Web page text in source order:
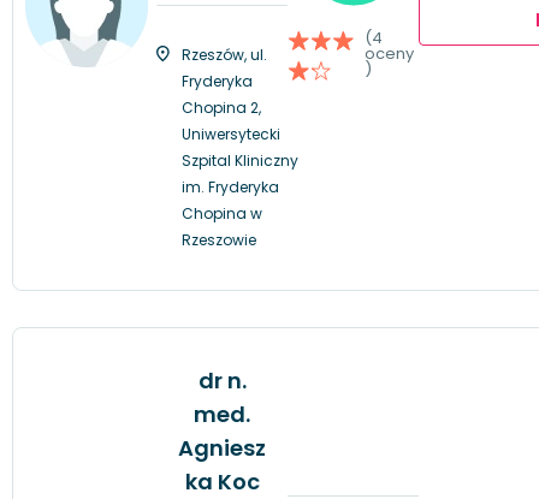
Rzeszów, ul.
Fryderyka
Chopina 2,
Uniwersytecki
Szpital Kliniczny
im. Fryderyka
Chopina w
Rzeszowie
(4
oceny
)
dr n.
med.
Agniesz
ka Koc